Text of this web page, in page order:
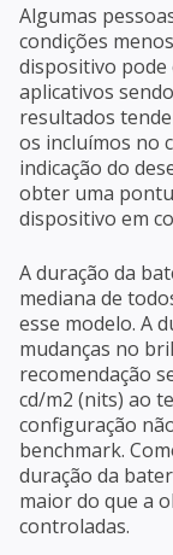
Algumas
condições
dispositivo
aplicativos
resultados
os incluímos no
indicação do
obter uma
dispositivo em
A duração da
mediana de
esse modelo. A
mudanças no
recomendação
cd/m2 (nits) ao
configuração
benchmark.
duração da
maior do que a
controladas.